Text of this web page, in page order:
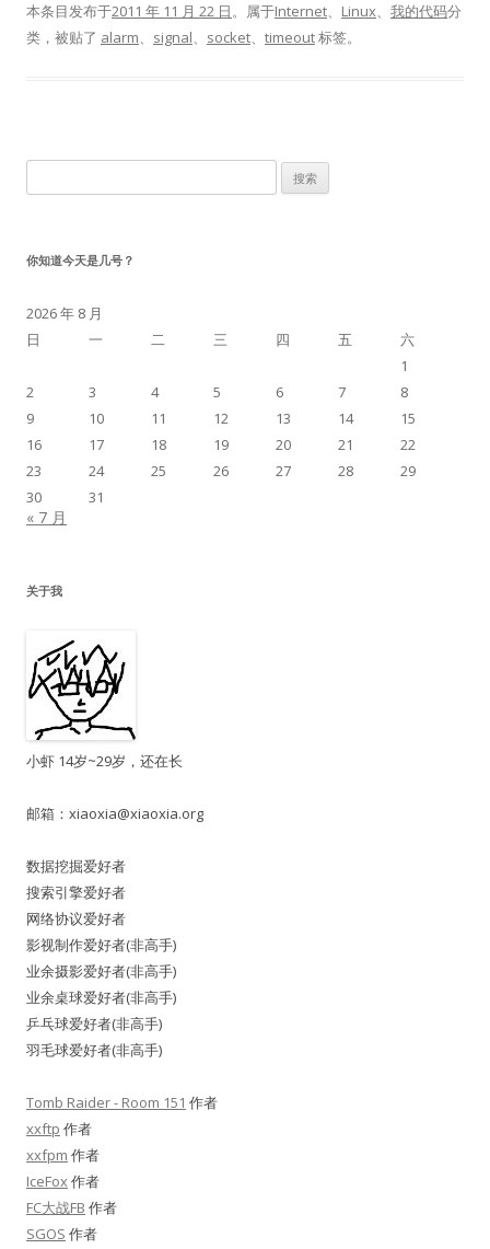
本条目发布于2011 年 11 月 22 日。属于Internet、 Linux、 我的代码分
类，被贴了 alarm、 signal、 socket、 timeout标签。
索：
你知道今天是几号？
2026 年 8 月
日
一 二 三 四 五
六
1
2
3 4 5 6 7
8
9
10 11 12 13 14
15
16
17 18 19 20 21
22
23
24 25 26 27 28
29
30
31
« 7 月
关于我
小虾 14岁~29岁，还在长
邮箱： xiaoxia@xiaoxia.org
数据挖掘爱好者
搜索引擎爱好者
网络协议爱好者
影视制作爱好者(非高手)
业余摄影爱好者(非高手)
业余桌球爱好者(非高手)
乒乓球爱好者(非高手)
羽毛球爱好者(非高手)
Tomb Raider - Room 151 作者
xxftp 作者
xxfpm 作者
IceFox作者
FC大战FB 作者
SGOS 作者